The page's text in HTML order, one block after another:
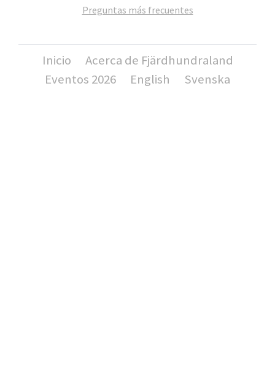
Preguntas más frecuentes
Inicio
Acerca de Fjärdhundraland
Eventos 2026
English Svenska